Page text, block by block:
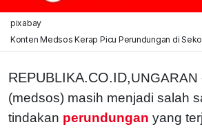
pixabay
Konten Medsos Kerap Picu Perundungan di
REPUBLIKA.CO.ID,UNGARAN
(medsos) masih menjadi salah
tindakan perundungan yang